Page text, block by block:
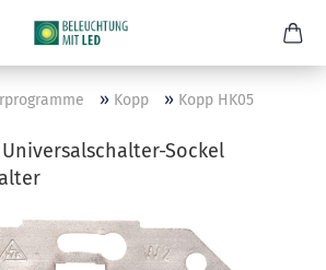
» Kopp » Kopp HK05
Sockel